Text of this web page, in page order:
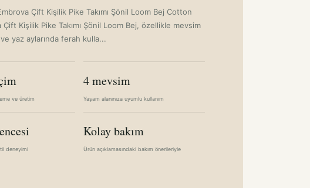
Çift Kişilik Pike Takımı Şönil Loom Bej Cotton
Çift Kişilik Pike Takımı Şönil Loom Bej, özellikle mevsim
yaz aylarında ferah kulla...
ve üretim
4 mevsim
Yaşam alanınıza uyumlu kullanım
deneyimi
Kolay bakım
Ürün açıklamasındaki bakım önerileriyle